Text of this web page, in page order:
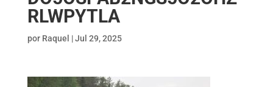
RLWPYTLA
por Raquel |Jul 29, 2025